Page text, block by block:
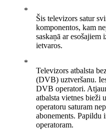
Šis televizors satur
komponentos, kam
saskaņā ar
ietvaros.
Televizors atbalsta
(DVB) uztveršanu.
DVB operatori.
atbalsta vietnes bieži
operatoru saturam
abonements. Papildu
operatoram.